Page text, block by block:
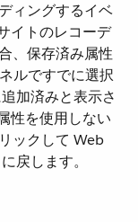
ィングするイベ
イトのレコーデ
、保存済み属性
ルですでに選択
加済みと表示さ
性を使用しない
ックして Web
戻します。